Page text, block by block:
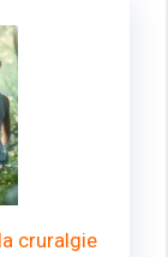
cruralgie